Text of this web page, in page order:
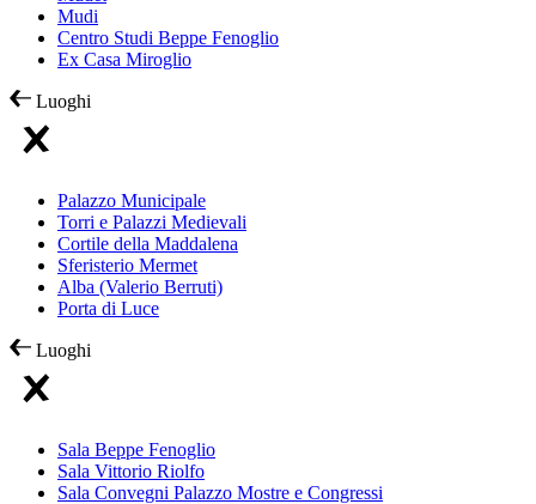
Mudi
Centro Studi Beppe Fenoglio
Ex Casa Miroglio
Luoghi
Palazzo Municipale
Torri e Palazzi Medievali
Cortile della Maddalena
Sferisterio Mermet
Alba (Valerio Berruti)
Porta di Luce
Luoghi
Sala Beppe Fenoglio
Sala Vittorio Riolfo
Sala Convegni Palazzo Mostre e Congressi